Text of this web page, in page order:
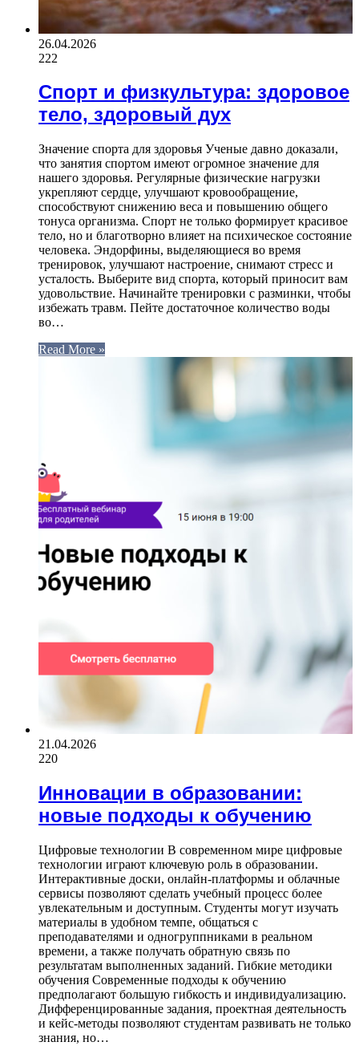
26.04.2026
222
Спорт и физкультура: здоровое
тело, здоровый дух
Значение спорта для здоровья Ученые давно доказали,
что занятия спортом имеют огромное значение для
нашего здоровья. Регулярные физические нагрузки
укрепляют сердце, улучшают кровообращение,
способствуют снижению веса и повышению общего
тонуса организма. Спорт не только формирует красивое
тело, но и благотворно влияет на психическое состояние
человека. Эндорфины, выделяющиеся во время
тренировок, улучшают настроение, снимают стресс и
усталость. Выберите вид спорта, который приносит вам
удовольствие. Начинайте тренировки с разминки, чтобы
избежать травм. Пейте достаточное количество воды
во…
Read More »
21.04.2026
220
Инновации в образовании:
новые подходы к обучению
Цифровые технологии В современном мире цифровые
технологии играют ключевую роль в образовании.
Интерактивные доски, онлайн-платформы и облачные
сервисы позволяют сделать учебный процесс более
увлекательным и доступным. Студенты могут изучать
материалы в удобном темпе, общаться с
преподавателями и одногруппниками в реальном
времени, а также получать обратную связь по
результатам выполненных заданий. Гибкие методики
обучения Современные подходы к обучению
предполагают большую гибкость и индивидуализацию.
Дифференцированные задания, проектная деятельность
и кейс-методы позволяют студентам развивать не только
знания, но…